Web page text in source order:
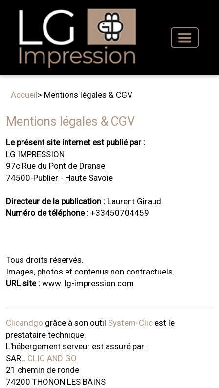
Toggle
Accueil> Mentions légales & CGV
Mentions légales & CGV
Le présent site internet est publié par :
LG IMPRESSION
97c Rue du Pont de Dranse
74500-Publier - Haute Savoie
Directeur de la publication : Laurent Giraud.
Numéro de téléphone : +33450704459
Tous droits réservés.
Images, photos et contenus non contractuels.
URL site : www. lg-impression.com
Clicandgo grâce à son outil System-Clic est le
prestataire technique.
L'hébergement serveur est assuré par :
SARL CLIC AND GO.
21 chemin de ronde
74200 THONON LES BAINS